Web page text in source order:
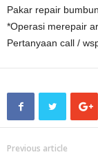
Pakar repair
*Operasi merepair
Pertanyaan call /
Previous article